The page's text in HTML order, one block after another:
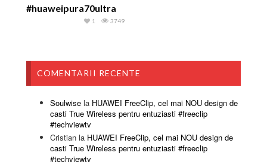
#huaweipura70ultra
3749
1
COMENTARII RECENTE
Soulwise la HUAWEI FreeClip, cel mai NOU design de
casti True Wireless pentru entuziasti #freeclip
#techviewtv
Cristian la HUAWEI FreeClip, cel mai NOU design de
casti True Wireless pentru entuziasti #freeclip
#techviewtv